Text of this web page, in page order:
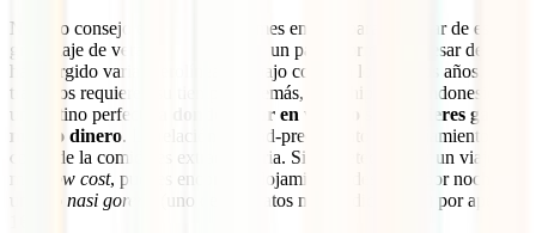
Nuestro consejo es que no escatimes en días para disfrutar de este
gran viaje de verano. Indonesia es un país enorme y, a pesar de que
han surgido varias aerolíneas de bajo coste en los últimos años, los
traslados requieren su tiempo. Además, el archipiélago indonesio es
un destino perfecto
a donde viajar en verano si no quieres gastar
mucho dinero. La relación calidad-precio tanto del alojamiento
como de la comida es extraordinaria. Si te apetece hacer un viaje
low cost, puedes encontrar alojamientos desde 5€ por noche y
un rico nasi goreng
(uno de los platos más tradicionales) por apenas